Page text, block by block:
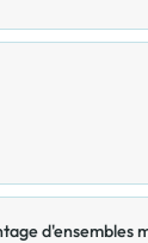
d'ensembles